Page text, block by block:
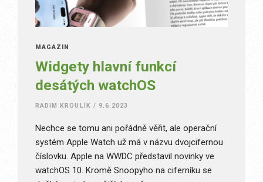
MAGAZÍN
Widgety hlavní funkcí
desátých watchOS
RADIM KROULÍK / 9.6.2023
Nechce se tomu ani pořádně věřit, ale operační
systém Apple Watch už má v názvu dvojcifernou
číslovku. Apple na WWDC představil novinky ve
watchOS 10. Kromě Snoopyho na ciferníku se